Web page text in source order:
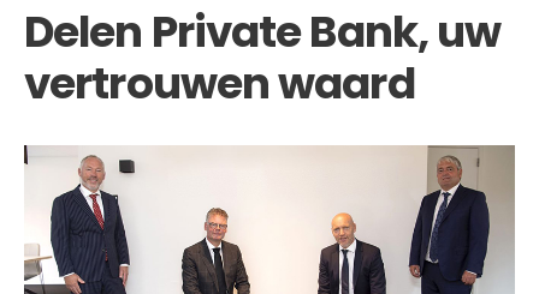
Delen Private Bank, uw
vertrouwen waard